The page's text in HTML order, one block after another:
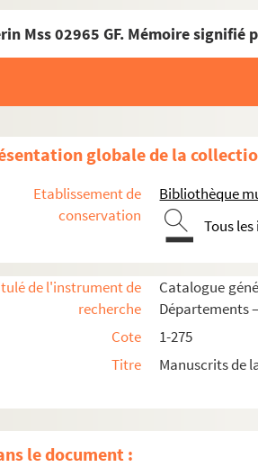
globale de la
Etablissement de
conservation
Bibliothèque
Tous
de l'instrument de
recherche
Catalogue
Départements
Cote
1-275
Titre
Manuscrits de
le document :
La Flamangrie
La Neuville-Housset
Le Sart.
Le Sourd.
Liesse.
Limé
Longpont
Marcy
Marle